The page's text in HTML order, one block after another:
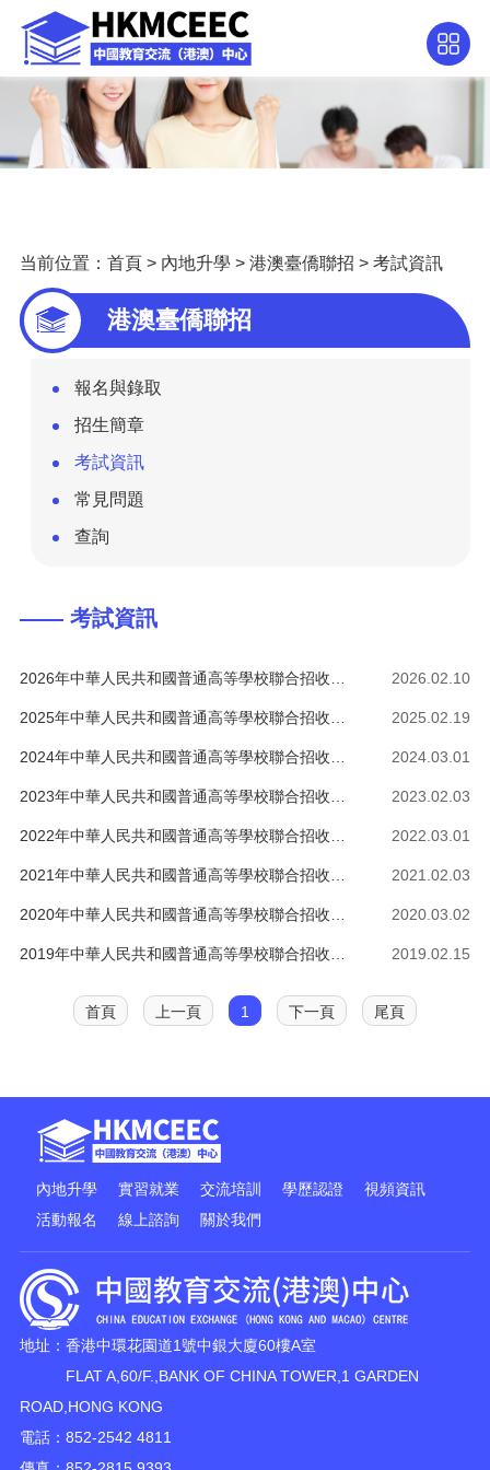
当前位置： 首頁> 內地升學 > 港澳臺僑聯招 > 考試資訊
港澳臺僑聯招
報名與錄取
招生簡章
考試資訊
常見問題
查詢
—— 考試資訊
2026年中華人民共和國普通高等學校聯合招收華僑港澳臺學生——考試資訊 2026.02.10
2025年中華人民共和國普通高等學校聯合招收華僑港澳臺學生——考試資訊 2025.02.19
2024年中華人民共和國普通高等學校聯合招收華僑港澳臺學生——考試資訊 2024.03.01
2023年中華人民共和國普通高等學校聯合招收華僑港澳臺學生——考試資訊 2023.02.03
2022年中華人民共和國普通高等學校聯合招收華僑港澳臺學生——考試資訊 2022.03.01
2021年中華人民共和國普通高等學校聯合招收華僑港澳臺學生——考試資訊 2021.02.03
2020年中華人民共和國普通高等學校聯合招收華僑港澳臺學生——考試資訊 2020.03.02
2019年中華人民共和國普通高等學校聯合招收華僑港澳臺學生——考試資訊 2019.02.15
首頁 上一頁 1 下一頁 尾頁
內地升學 實習就業 交流培訓 學歷認證
視頻資訊
活動報名
線上諮詢 關於我們
地址：香港中環花園道1號中銀大廈60樓A室
FLAT A,60/F.,BANK OF CHINA TOWER,1 GARDEN
ROAD,HONG KONG
電話：852-2542 4811